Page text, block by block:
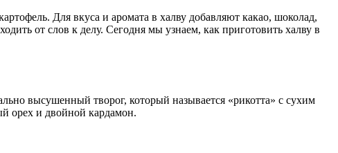
Для вкуса и аромата в халву добавляют какао, шоколад,
от слов к делу. Сегодня мы узнаем, как приготовить халву в
высушенный творог, который называется «рикотта» с сухим
орех и двойной кардамон.